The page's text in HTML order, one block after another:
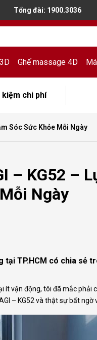
Tổng đài: 1900.3036
chi phí
Ghế massage 4D
Sóc Sức Khỏe Mỗi Ngày
– KG52 –
Ngày
tại TP.HCM có chia sẻ
ít vận động, tôi đã mắc
– KG52 và thật sự bất ngờ